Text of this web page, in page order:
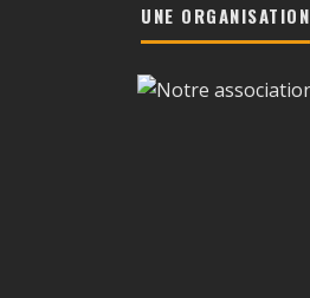
UNE ORGANISATION